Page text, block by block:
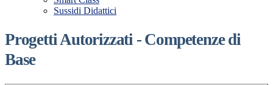
Sussidi Didattici
Progetti Autorizzati - Competenze di
Base